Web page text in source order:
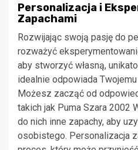
Personalizacja i
Zapachami
Rozwijając swoją pasję do
rozważyć
aby stworzyć własną,
idealnie odpowiada
Możesz zacząć od
takich jak Puma Szara 2002
do nich inne zapachy, aby
osobistego. Personalizacja